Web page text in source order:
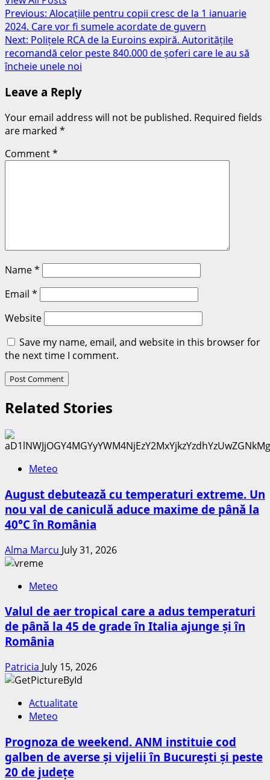
Post
navigation
Previous: Alocațiile pentru copii cresc de la 1 ianuarie
2024. Care vor fi sumele acordate de guvern
Next: Polițele RCA de la Euroins expiră. Autoritățile
recomandă celor peste 840.000 de șoferi care le au să
încheie unele noi
Leave a Reply
Your email address will not be published. Required fields
are marked *
Comment*
Name*
Email *
Website
Save my name, email, and website in this browser for
the next time I comment.
Related Stories
Meteo
August debutează cu temperaturi extreme. Un
nou val de caniculă aduce maxime de până la
40°C în România
Alma Marcu July 31, 2026
Meteo
Valul de aer tropical care a adus temperaturi
de până la 45 de grade în Italia ajunge și în
România
Patricia July 15, 2026
Actualitate
Meteo
Prognoza de weekend. ANM instituie cod
galben de averse și vijelii în București și peste
20 de județe